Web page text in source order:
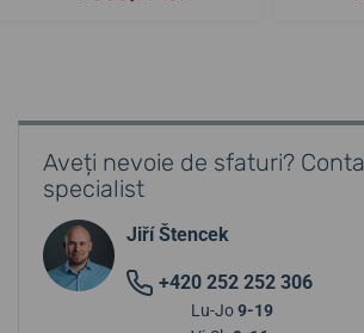
Aveți nevoie de sfaturi?
specialist
Jiří Štencek
+420 252 252 306
Lu-Jo9-19